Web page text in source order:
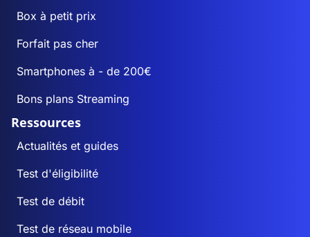
Box à petit prix
Forfait pas cher
Smartphones à - de 200€
Bons plans Streaming
Ressources
Actualités et guides
Test d'éligibilité
Test de débit
Test de réseau mobile